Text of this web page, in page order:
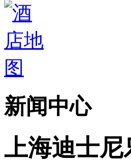
新闻中心
上海迪士尼